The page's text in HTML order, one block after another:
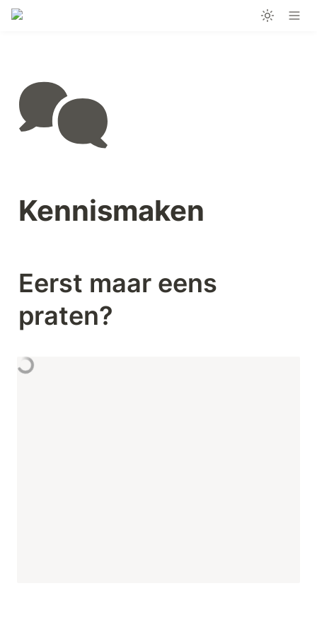
Kennismaken
Eerst maar eens
praten?